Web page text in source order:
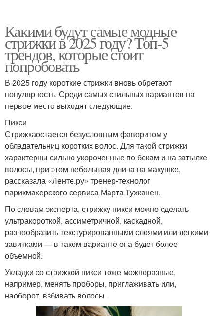
Какими будут самые модные
стрижки в 2025 году? Топ-5
трендов, которые стоит
попробовать
В 2025 году короткие стрижки вновь обретают
популярность. Среди самых стильных вариантов на
первое место выходят следующие.
Пикси
Стрижкаостается безусловным фаворитом у
обладательниц коротких волос. Для такой стрижки
характерны сильно укороченные по бокам и на затылке
волосы, при этом небольшая длина на макушке,
рассказала «Ленте.ру» тренер-технолог
парикмахерского сервиса Марта Тухканен.
По словам эксперта, стрижку пикси можно сделать
ультракороткой, ассиметричной, каскадной,
разнообразить текстурированными слоями или легкими
завитками — в таком варианте она будет более
объемной.
Укладки со стрижкой пикси тоже можноразные,
например, менять проборы, приглаживать или,
наоборот, взбивать волосы.